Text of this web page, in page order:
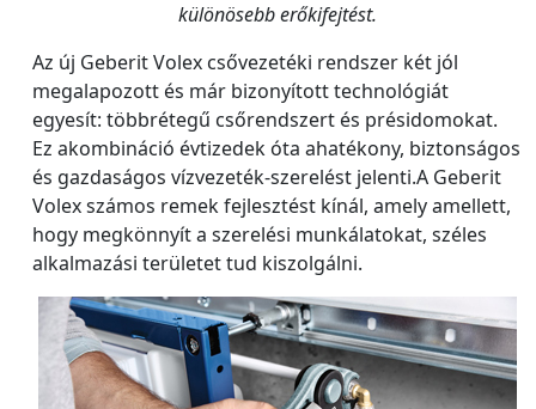
különösebb erőkifejtést.
Az új Geberit Volex csővezetéki rendszer két jól
megalapozott és már bizonyított technológiát
egyesít: többrétegű csőrendszert és présidomokat.
Ez akombináció évtizedek óta ahatékony, biztonságos
és gazdaságos vízvezeték-szerelést jelenti.A Geberit
Volex számos remek fejlesztést kínál, amely amellett,
hogy megkönnyít a szerelési munkálatokat, széles
alkalmazási területet tud kiszolgálni.